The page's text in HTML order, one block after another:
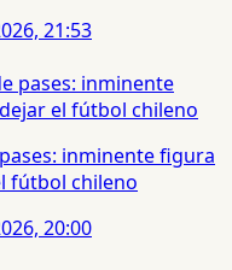
21:53
inminente figura
fútbol chileno
20:00